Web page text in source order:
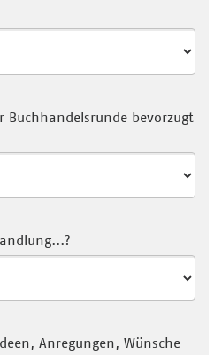
Buchhandelsrunde bevorzugt
Anregungen, Wünsche